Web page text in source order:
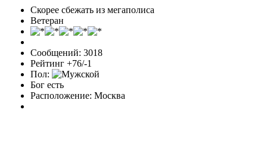
Скорее сбежать из мегаполиса
Ветеран
Сообщений: 3018
Рейтинг +76/-1
Пол:
Бог есть
Расположение: Москва